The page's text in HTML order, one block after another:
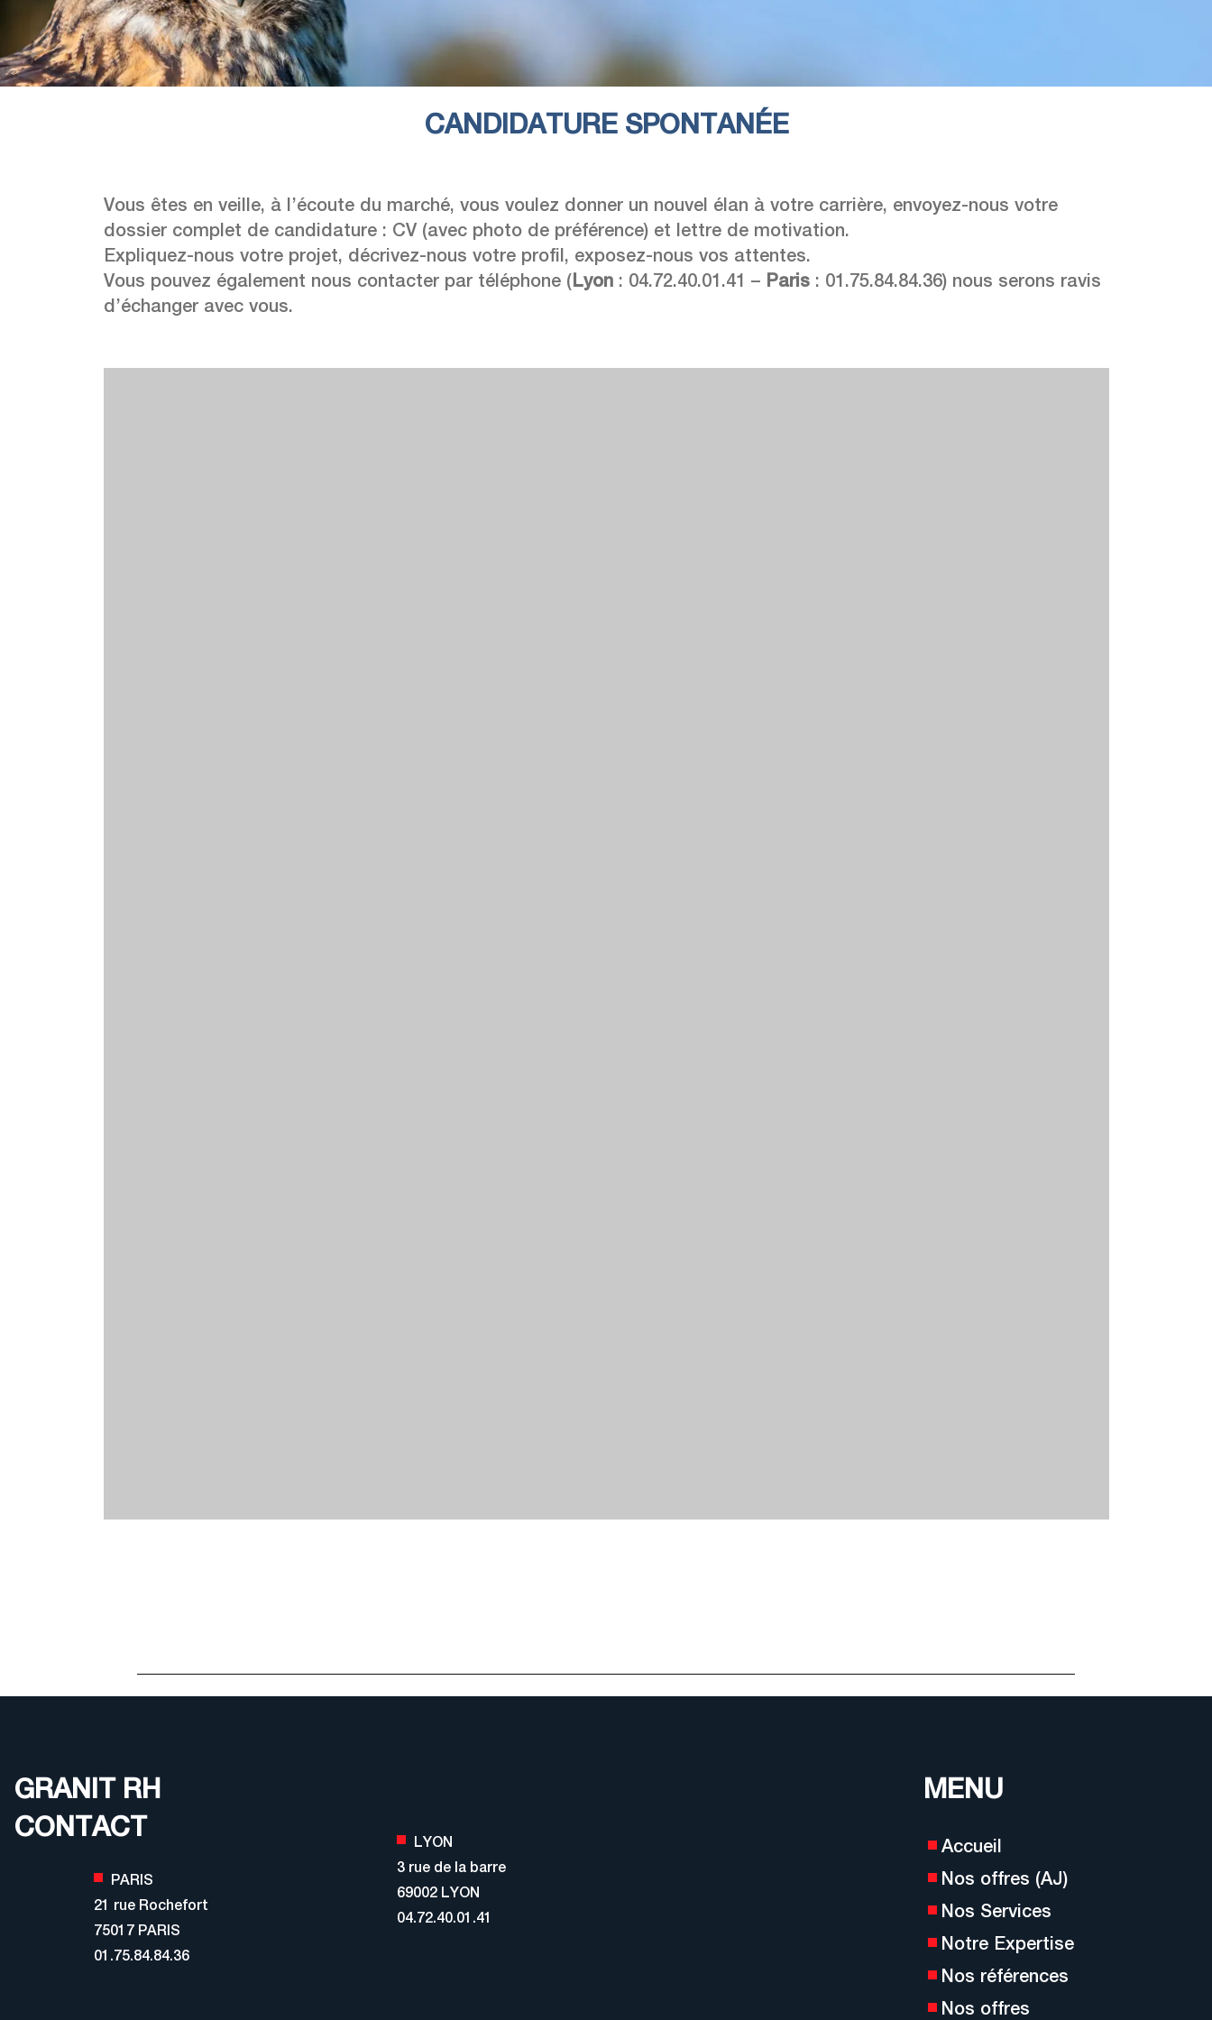
CANDIDATURE SPONTANÉE
Vous êtes en veille, à l’écoute du marché, vous voulez donner un nouvel élan à votre carrière, envoyez-nous votre
dossier complet de candidature : CV (avec photo de préférence) et lettre de motivation.
Expliquez-nous votre projet, décrivez-nous votre profil, exposez-nous vos attentes.
Vous pouvez également nous contacter par téléphone (Lyon : 04.72.40.01.41 – Paris : 01.75.84.84.36) nous serons ravis
d’échanger avec vous.
GRANIT RH
CONTACT
PARIS
21 rue Rochefort
75017 PARIS
01.75.84.84.36
LYON
3 rue de la barre
69002 LYON
04.72.40.01.41
MENU
Accueil
Nos offres (AJ)
Nos Services
Notre Expertise
Nos références
Nos offres